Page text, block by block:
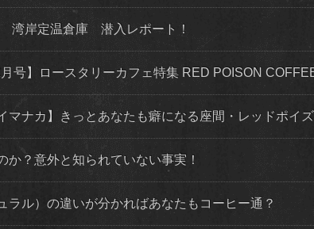
湾岸定温倉庫 潜入レポート！
号】ロースタリーカフェ特集 RED POISON
マナカ】きっとあなたも癖になる座間・レッドポイ
？意外と知られていない事実！
ル）の違いが分かればあなたもコーヒー通？